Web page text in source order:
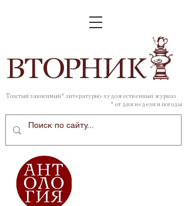
ВТОРНИК
Толстый зависимый* литературно-художественный журнал
* от дня недели и погоды